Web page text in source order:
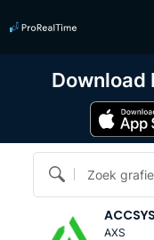
Zoek
AXS
Download